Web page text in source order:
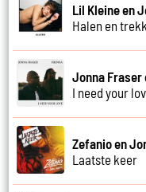
Lil Kleine en
Halen en
Jonna Fraser
I need your
Zefanio en
Laatste keer